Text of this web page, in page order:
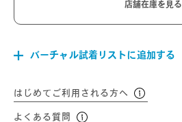
店舗在庫を見る
バーチャル試着リストに追加する
はじめてご利用される方へ
よくある質問